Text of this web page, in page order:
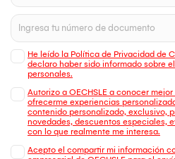
He leído la Política de Privacidad de
declaro haber sido informado sobre
personales.
Autorizo a OECHSLE a conocer
ofrecerme experiencias
contenido personalizado, exclusivo,
novedades, descuentos especiales,
con lo que realmente me interesa.
Acepto el compartir mi información